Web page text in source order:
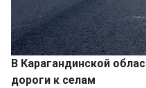
В Карагандинской
дороги к селам